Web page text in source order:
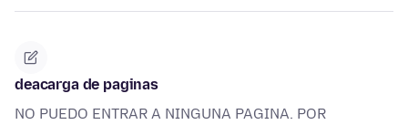
deacarga de paginas
NO PUEDO ENTRAR A NINGUNA PAGINA. POR